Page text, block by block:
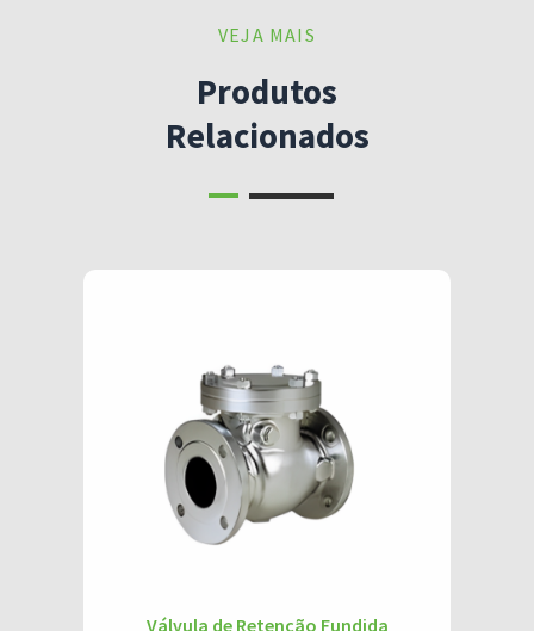
VEJA MAIS
Produtos
Relacionados
Válvula de Retenção Fundida